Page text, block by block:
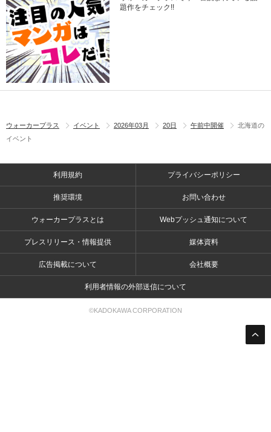
題作をチェック!!
ウォーカープラス イベント 2026年03月 20日 午前中開催
北海道の
イベント
利用規約 プライバシーポリシー
推奨環境 お問い合わせ
ウォーカープラスとは Webプッシュ通知について
プレスリリース・情報提供 媒体資料
広告掲載について 会社概要
利用者情報の外部送信について
©KADOKAWA CORPORATION